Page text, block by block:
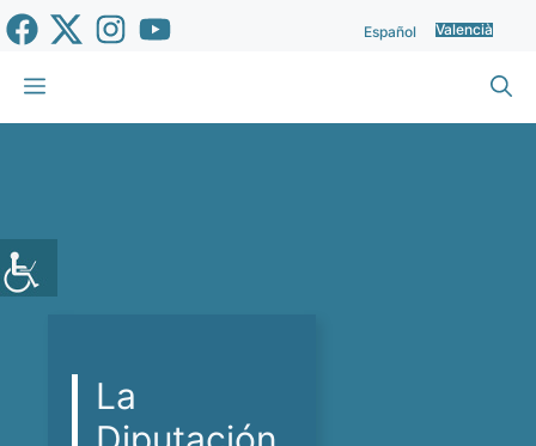
Vés
al
contingut
Español Valencià
Menu
La